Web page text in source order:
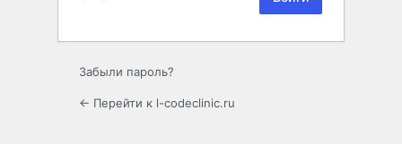
Забыли пароль?
← Перейти к l-codeclinic.ru